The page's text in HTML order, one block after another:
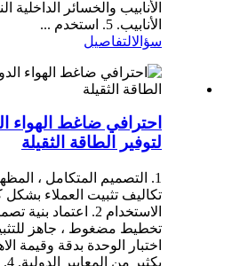
الأنابيب والخسائر
الأنابيب. 5. استخدم ...
سؤالالتفاصيل
احترافي ضاغط الهواء
لتوفير الطاقة الثقيلة
1. التصميم المتكامل ،
تكاليف تثبيت العملاء
الاستخدام 2. اعتماد
اختبار الوحدة بدقة وقيمة